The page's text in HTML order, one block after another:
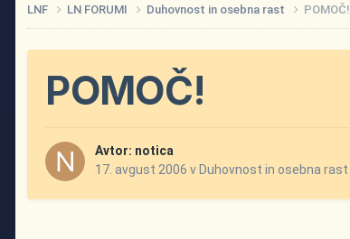
LNF LN FORUMI Duhovnost in osebna rast POMOČ!
POMOČ!
Avtor: notica
17. avgust 2006 v Duhovnost in osebna rast